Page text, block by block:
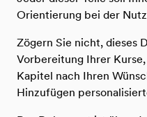
Orientierung bei der
Zögern Sie nicht, dieses
Vorbereitung Ihrer
Kapitel nach Ihren
Hinzufügen